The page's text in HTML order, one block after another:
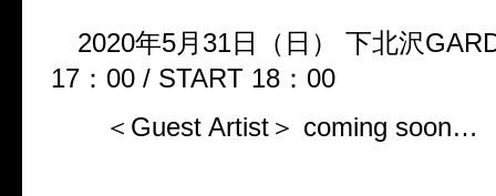
2020年5月 31日（日） 下北沢
17 ： 00 / START 18 ： 00
＜ Guest Artist ＞ coming soon